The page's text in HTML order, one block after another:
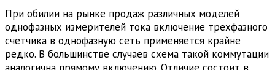
При обилии на рынке продаж различных моделей
однофазных измерителей тока включение трехфазного
счетчика в однофазную сеть применяется крайне
редко. В большинстве случаев схема такой коммутации